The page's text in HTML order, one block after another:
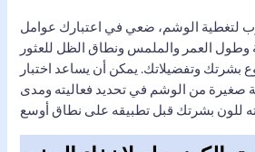
لتغطية الوشم، ضعي في اعتبارك عوامل
العمر والملمس ونطاق الظل للعثور
بشرتك وتفضيلاتك. يمكن أن يساعد اختبار
صغيرة من الوشم في تحديد فعاليته ومدى